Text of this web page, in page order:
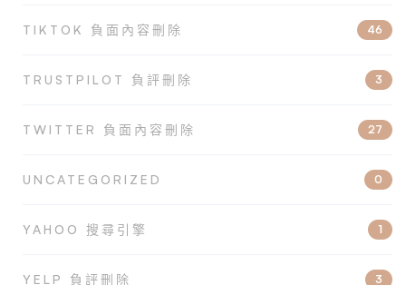
TIKTOK 負面內容刪除 46
TRUSTPILOT 負評刪除 3
TWITTER 負面內容刪除 27
UNCATEGORIZED 0
YAHOO 搜尋引擎 1
YELP 負評刪除 3